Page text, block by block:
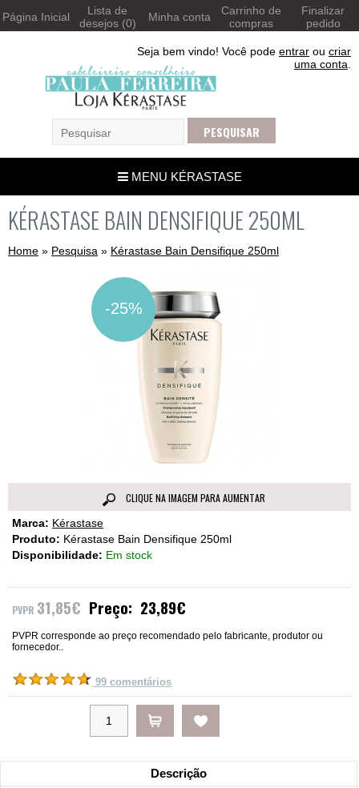
Página Inicial
Lista de
desejos (0)
Minha conta
Carrinho de
compras
Finalizar
pedido
Seja bem vindo! Você pode entrar ou criar
uma conta
MENU KÉRASTASE
KÉRASTASE BAIN DENSIFIQUE 250ML
Home » Pesquisa » Kérastase Bain Densifique 250ml
-25%
CLIQUE NA IMAGEM PARA AUMENTAR
Marca: Kérastase
Produto: Kérastase Bain Densifique 250ml
Disponibilidade: Em stock
31,85€ Preço: 23,89€
PVPR corresponde ao preço recomendado pelo fabricante, produtor ou
fornecedor..
99 comentários
Descrição